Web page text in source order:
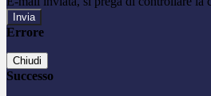
Errore
Chiudi
Successo